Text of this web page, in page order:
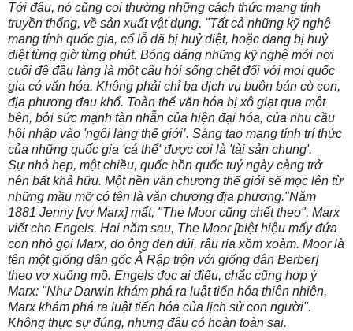
Tới đâu, nó cũng coi thường những cách thức mang tính
truyền thống, về sản xuất vật dụng. "Tất cả những kỹ nghệ
mang tính quốc gia, cổ lỗ đã bị huỷ diệt, hoặc đang bị huỷ
diệt từng giờ từng phút. Bóng dáng những kỹ nghệ mới nơi
cuối đê đầu làng là một câu hỏi sống chết đối với mọi quốc
gia có văn hóa. Không phải chỉ ba dịch vụ buôn bán cò con,
địa phương đau khổ. Toàn thể văn hóa bị xô giạt qua một
bên, bởi sức mạnh tàn nhẫn của hiện đại hóa, của nhu cầu
hội nhập vào 'ngôi làng thế giới’. Sáng tạo mang tính trí thức
của những quốc gia 'cá thể' được coi là 'tài sản chung'.
Sự nhỏ hẹp, một chiều, quốc hồn quốc tuý ngày càng trở
nên bất khả hữu. Một nền văn chương thế giới sẽ mọc lên từ
những mầu mỡ có tên là văn chương địa phương."Năm
1881 Jenny [vợ Marx] mất, "The Moor cũng chết theo", Marx
viết cho Engels. Hai năm sau, The Moor [biệt hiệu mấy đứa
con nhỏ gọi Marx, do ông đen đúi, râu ria xồm xoàm. Moor là
tên một giống dân gốc Ả Rập trộn với giống dân Berber]
theo vợ xuống mồ. Engels đọc ai điếu, chắc cũng hợp ý
Marx: "Như Darwin khám phá ra luật tiến hóa thiên nhiên,
Marx khám phá ra luật tiến hóa của lịch sử con người".
Không thực sự đúng, nhưng đâu có hoàn toàn sai.